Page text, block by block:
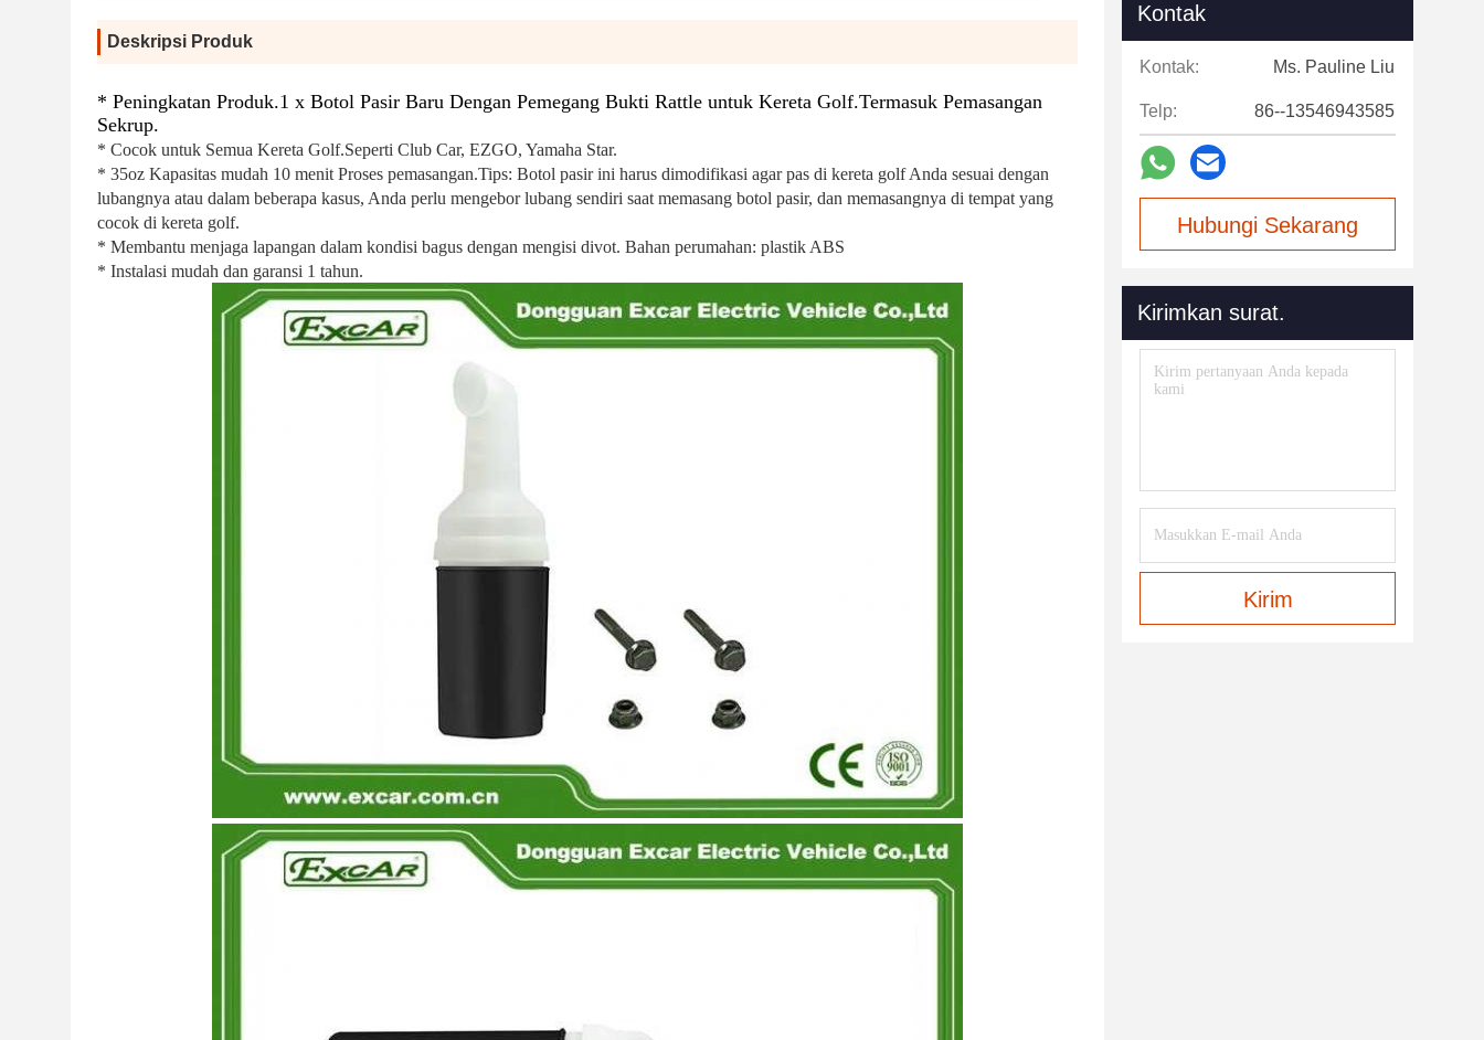
Deskripsi Produk
* Peningkatan Produk.1 x Botol Pasir Baru Dengan Pemegang Bukti Rattle untuk Kereta Golf.Termasuk Pemasangan
Sekrup.
* Cocok untuk Semua Kereta Golf.Seperti Club Car, EZGO, Yamaha Star.
* 35oz Kapasitas mudah 10 menit Proses pemasangan.Tips: Botol pasir ini harus dimodifikasi agar pas di kereta golf Anda sesuai dengan
lubangnya atau dalam beberapa kasus, Anda perlu mengebor lubang sendiri saat memasang botol pasir, dan memasangnya di tempat yang
cocok di kereta golf.
* Membantu menjaga lapangan dalam kondisi bagus dengan mengisi divot. Bahan perumahan: plastik ABS
* Instalasi mudah dan garansi 1 tahun.
Kontak
Kontak: Ms. Pauline Liu
Telp: 86--13546943585
Hubungi Sekarang
Kirimkan surat.
Kirim